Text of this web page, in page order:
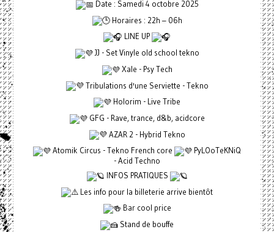
Date : Samedi 4 octobre 2025
Horaires : 22h – 06h
LINE UP
JJ - Set Vinyle old school tekno
Xale - Psy Tech
Tribulations d'une Serviette - Tekno
Holorim - Live Tribe
GFG - Rave, trance, d&b, acidcore
AZAR 2 - Hybrid Tekno
Atomik Circus - Tekno French core
PyLOoTeKNiQ
- Acid Techno
INFOS PRATIQUES
Les info pour la billeterie arrive bientôt
Bar cool price
Stand de bouffe